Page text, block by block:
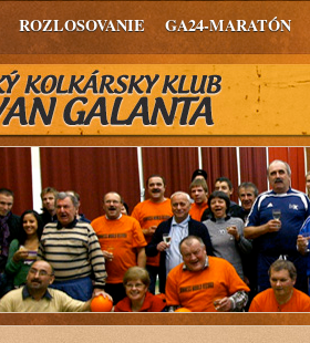
ROZLOSOVANIE GA24-MARATÓN